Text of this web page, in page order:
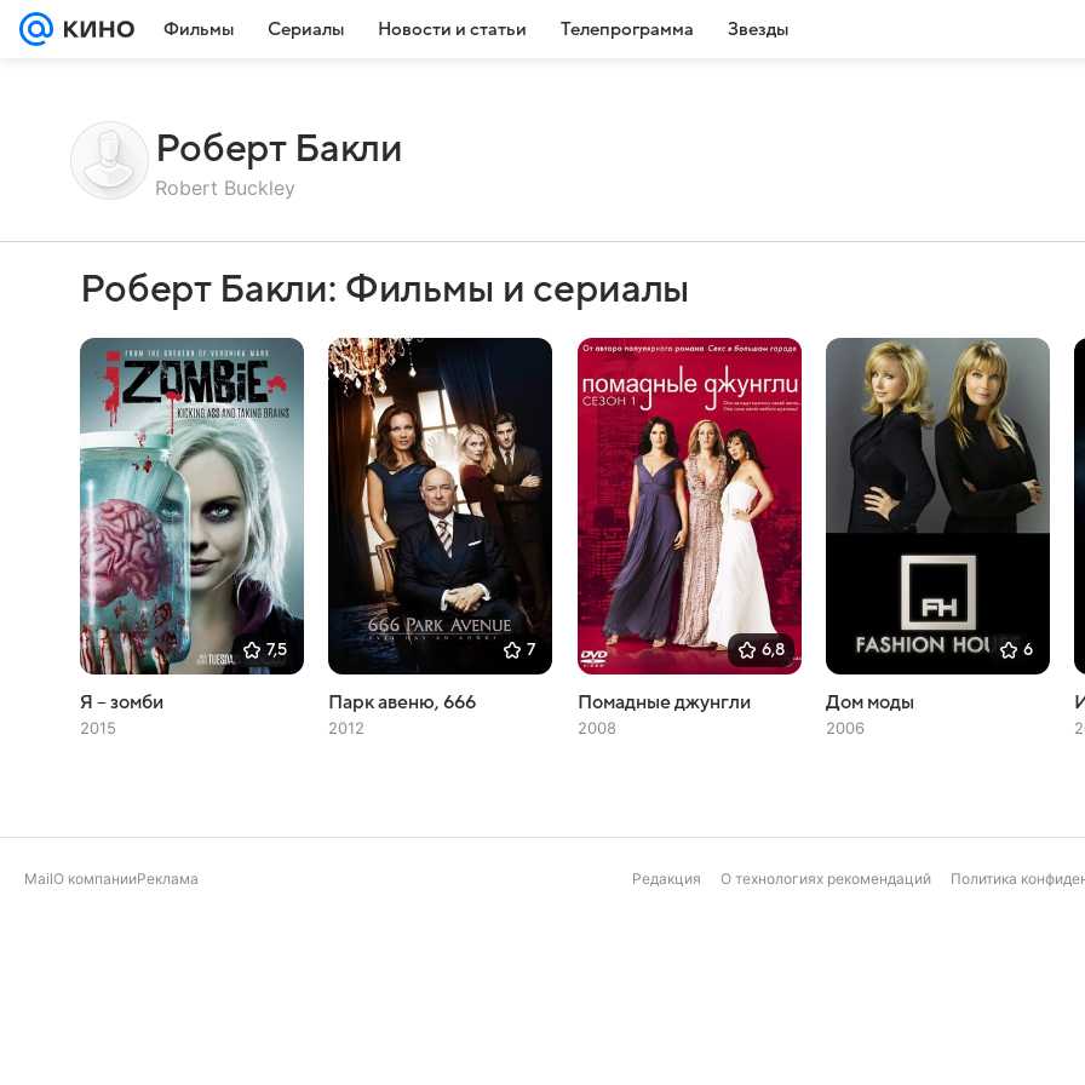
Фильмы Сериалы Новости и статьи Телепрограмма Звезды
Роберт Бакли
Robert Buckley
Роберт Бакли: Фильмы и сериалы
7,5
Я – зомби
2015
7
Парк авеню, 666
2012
6,8
Помадные джунгли
2008
6
Дом моды
2006
MailО компанииРеклама Редакция О технологиях рекомендаций Политика